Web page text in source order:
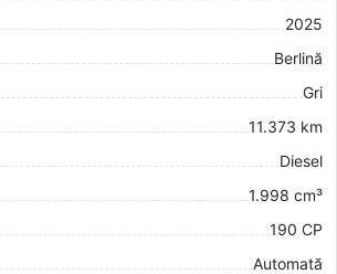
2025
Berlină
Gri
11.373 km
Diesel
1.998 cm³
190 CP
Automată